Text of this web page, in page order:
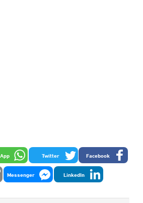
Facebook
Twitter
LinkedIn
Messenger